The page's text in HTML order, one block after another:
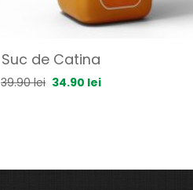
Suc de Catina
39.90lei 34.90 lei